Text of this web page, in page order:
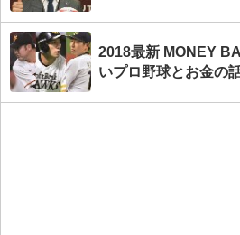
2018最新 MONEY
いプロ野球とお金の